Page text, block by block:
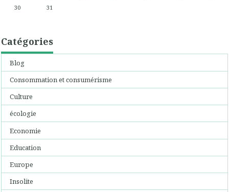
30
31
Catégories
Blog
Consommation et consumérisme
Culture
écologie
Economie
Education
Europe
Insolite